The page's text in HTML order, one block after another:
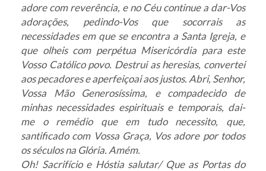
adore com reverência, e no Céu continue a dar-Vos
adorações, pedindo-Vos que socorrais as
necessidades em que se encontra a Santa Igreja, e
que olheis com perpétua Misericórdia para este
Vosso Católico povo. Destrui as heresias, convertei
aos pecadores e aperfeiçoai aos justos. Abri, Senhor,
Vossa Mão Generosíssima, e compadecido de
minhas necessidades espirituais e temporais, dai-
me o remédio que em tudo necessito, que,
santificado com Vossa Graça, Vos adore por todos
os séculos na Glória. Amém.
Oh! Sacrifício e Hóstia salutar/ Que as Portas do